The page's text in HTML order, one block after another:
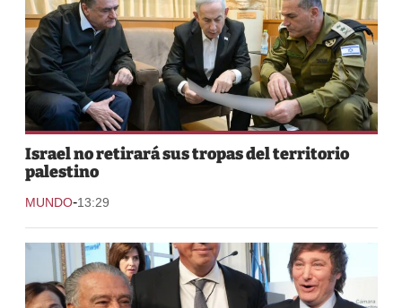
Israel no retirará sus tropas del territorio
palestino
MUNDO-13:29